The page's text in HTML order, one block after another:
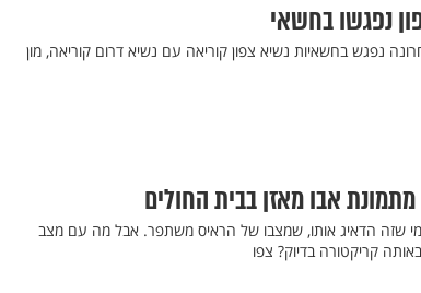
נפגשו בחשאי
נפגש בחשאיות נשיא צפון קוריאה עם נשיא דרום קוריאה, מון
אבו מאזן בבית החולים
שזה הדאיג אותו, שמצבו של הראיס משתפר. אבל מה עם מצב
קריקטורה בדיוק? צפו